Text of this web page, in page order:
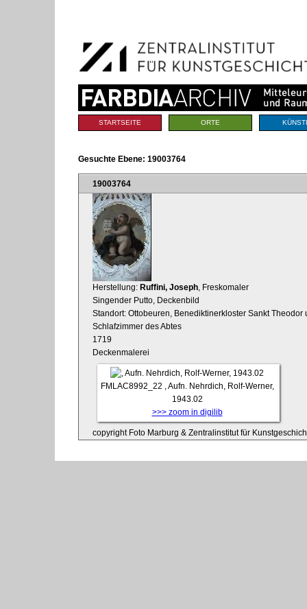
Navigation
Sektionen
STARTSEITE ORTE
Gesuchte Ebene: 19003764
19003764
Herstellung: Ruffini, Joseph , Freskomaler
Singender Putto, Deckenbild
Standort: Ottobeuren, Benediktinerkloster Sankt
Schlafzimmer des Abtes
1719
Deckenmalerei
FMLAC8992_22
, Aufn. Nehrdich, Rolf-Werner,
1943.02
>>> zoom in digilib
copyright Foto Marburg & Zentralinstitut für